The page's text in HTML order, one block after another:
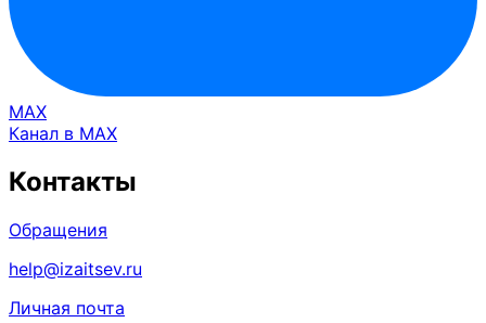
MAX
Канал в MAX
Контакты
Обращения
help@izaitsev.ru
Личная почта